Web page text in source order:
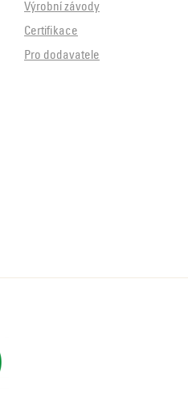
Výrobní závody
Certifikace
Pro dodavatele